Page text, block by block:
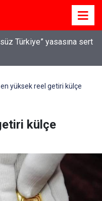
karşı denetimler
en yüksek reel getiri külçe
külçe